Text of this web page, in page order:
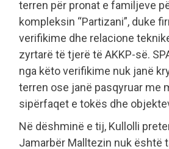
terren për pronat e familjeve
kompleksin “Partizani”, duke
verifikime dhe relacione
zyrtarë të tjerë të AKKP-së.
nga këto verifikime nuk janë
terren ose janë pasqyruar me
sipërfaqet e tokës dhe
Në dëshminë e tij, Kullolli
Jamarbër Malltezin nuk është